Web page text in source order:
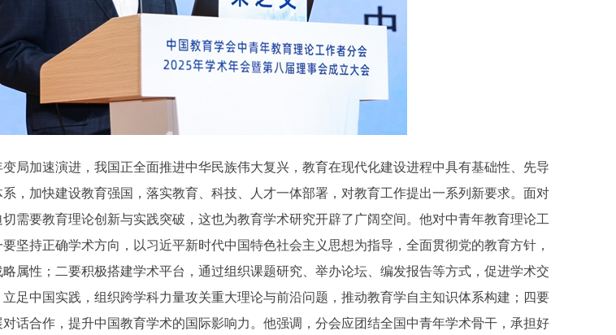
加速演进，我国正全面推进中华民族伟大复兴，教育在现代化建设进程中具有基础性、先导
，加快建设教育强国，落实教育、科技、人才一体部署，对教育工作提出一系列新要求。面对
需要教育理论创新与实践突破，这也为教育学术研究开辟了广阔空间。他对中青年教育理论工
坚持正确学术方向，以习近平新时代中国特色社会主义思想为指导，全面贯彻党的教育方针，
属性；二要积极搭建学术平台，通过组织课题研究、举办论坛、编发报告等方式，促进学术交
足中国实践，组织跨学科力量攻关重大理论与前沿问题，推动教育学自主知识体系构建；四要
话合作，提升中国教育学术的国际影响力。他强调，分会应团结全国中青年学术骨干，承担好